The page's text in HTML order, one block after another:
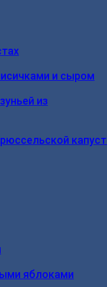
и сыром
из
яблоками